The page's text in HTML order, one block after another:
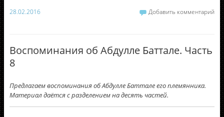
28.02.2016 Добавить комментарий
Воспоминания об Абдулле Баттале. Часть
8
Предлагаем воспоминания об Абдулле Баттале его племянника.
Материал даётся с разделением на десять частей.